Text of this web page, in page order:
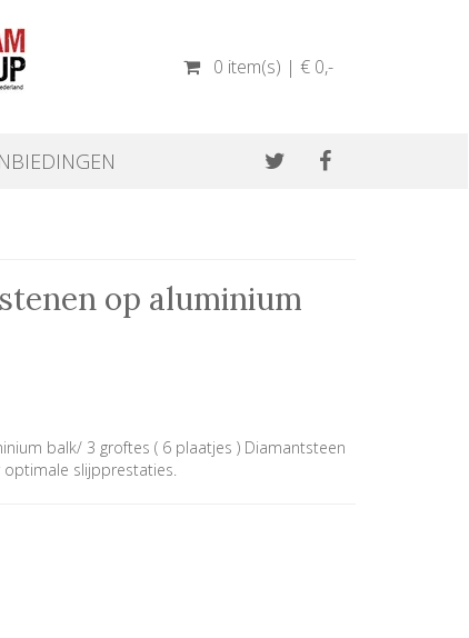
0 item(s) | € 0,-
op aluminium
balk/ 3 groftes ( 6 plaatjes ) Diamantsteen
slijpprestaties.